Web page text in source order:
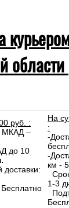
руб. :
МКАД –
до 10
доставки:
На
:
-
-
км -
1-3